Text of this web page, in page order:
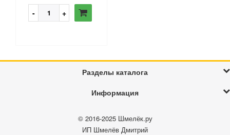
Разделы каталога
Информация
© 2016-2025 Шмелёк.ру
ИП Шмелёв Дмитрий